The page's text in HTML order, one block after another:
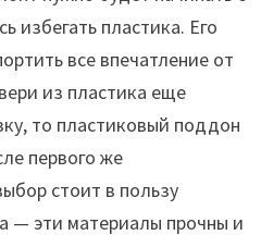
избегать пластика. Его
все впечатление от
из пластика еще
то пластиковый поддон
первого же
стоит в пользу
— эти материалы прочны и